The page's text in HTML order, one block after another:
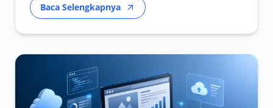
Baca Selengkapnya